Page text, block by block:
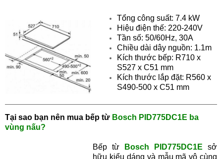
Tổng công suất: 7.4 kW
Hiệu điện thế: 220-240V
Tần số: 50/60Hz, 30A
Chiều dài dây nguồn: 1.1m
Kích thước bếp: R710 x
S527 x C51 mm
Kích thước lắp đặt: R560 x
S490-500 x C51 mm
Tại sao bạn nên mua bếp từ Bosch PID775DC1E ba
vùng nấu?
Bếp từ Bosch PID775DC1E sở
hữu kiểu dáng và mẫu mã vô cùng